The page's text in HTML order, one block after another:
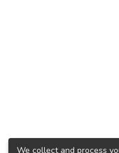
We collect and process